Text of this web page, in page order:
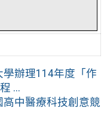
學辦理114年度「作
...
高中醫療科技創意競